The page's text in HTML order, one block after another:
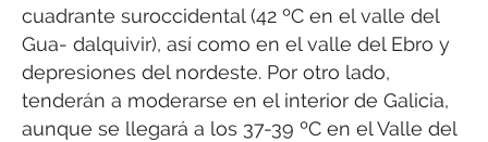
cuadrante suroccidental (42 ºC en el valle del
Gua- dalquivir), así como en el valle del Ebro y
depresiones del nordeste. Por otro lado,
tenderán a moderarse en el interior de Galicia,
aunque se llegará a los 37-39 ºC en el Valle del